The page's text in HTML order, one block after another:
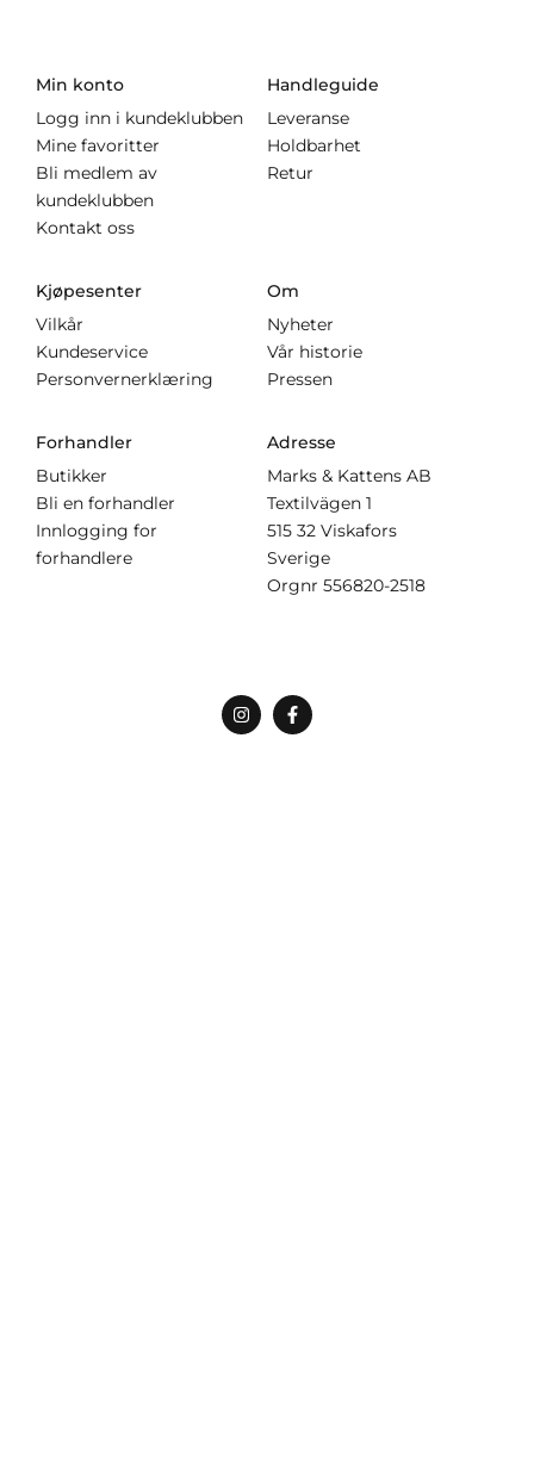
Min konto
Logg inn i kundeklubben
Mine favoritter
Bli medlem av
kundeklubben
Kontakt oss
Handleguide
Leveranse
Holdbarhet
Retur
Kjøpesenter
Vilkår
Kundeservice
Personvernerklæring
Om
Nyheter
Vår historie
Pressen
Forhandler
Butikker
Bli en forhandler
Innlogging for
forhandlere
Adresse
Marks & Kattens AB
Textilvägen 1
515 32 Viskafors
Sverige
Orgnr 556820-2518